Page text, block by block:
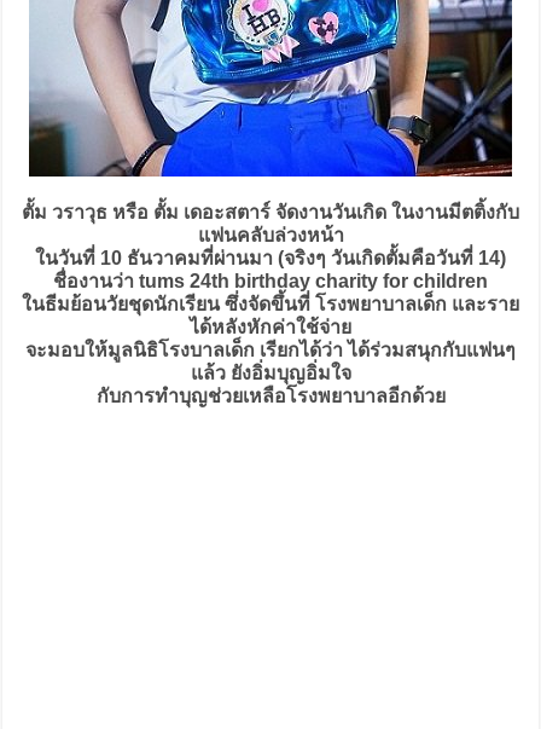
ตั้ม วราวุธ หรือ ตั้ม เดอะสตาร์ จัดงานวันเกิด ในงานมีตติ้งกับ
แฟนคลับล่วงหน้า
ในวันที่ 10 ธันวาคมที่ผ่านมา (จริงๆ วันเกิดตั้มคือวันที่ 14)
ชื่องานว่า tums 24th birthday charity for children
ในธีมย้อนวัยชุดนักเรียน ซึ่งจัดขึ้นที่ โรงพยาบาลเด็ก และราย
ได้หลังหักค่าใช้จ่าย
จะมอบให้มูลนิธิโรงบาลเด็ก เรียกได้ว่า ได้ร่วมสนุกกับแฟนๆ
แล้ว ยังอิ่มบุญอิ่มใจ
กับการทำบุญช่วยเหลือโรงพยาบาลอีกด้วย